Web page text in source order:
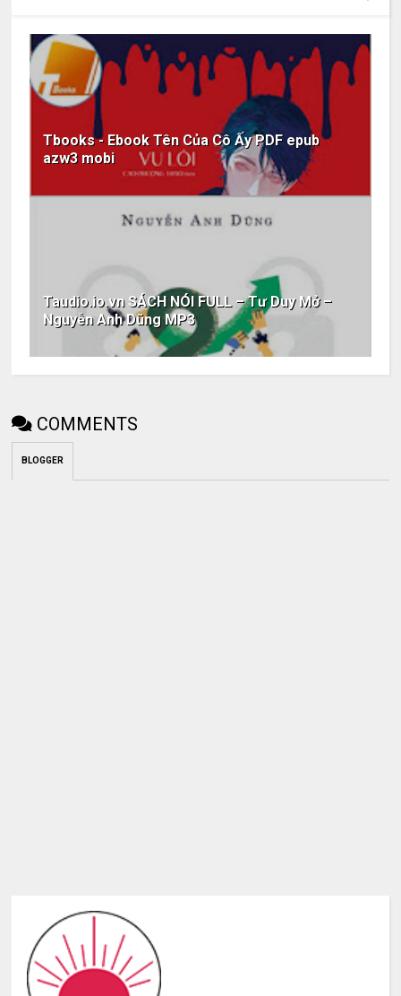
Tbooks - Ebook Tên Của Cô Ấy PDF epub
azw3 mobi
Taudio.io.vn SÁCH NÓI FULL – Tư Duy Mở –
Nguyễn Anh Dũng MP3
COMMENTS
BLOGGER